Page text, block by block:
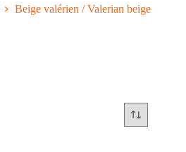
Beige valérien / Valerian beige